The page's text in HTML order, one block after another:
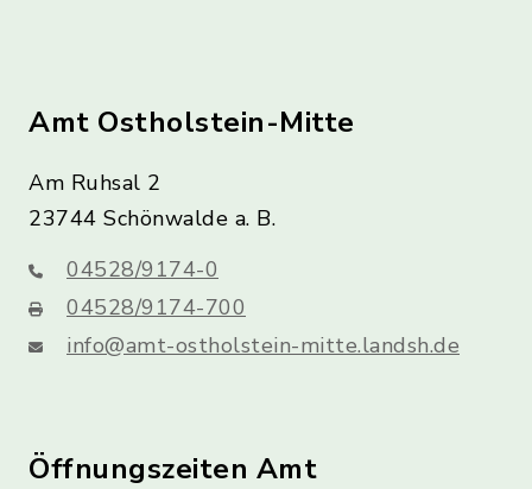
Amt Ostholstein-Mitte
Am Ruhsal 2
23744 Schönwalde a. B.
04528/9174-0
04528/9174-700
info@amt-ostholstein-mitte.landsh.de
Öffnungszeiten Amt